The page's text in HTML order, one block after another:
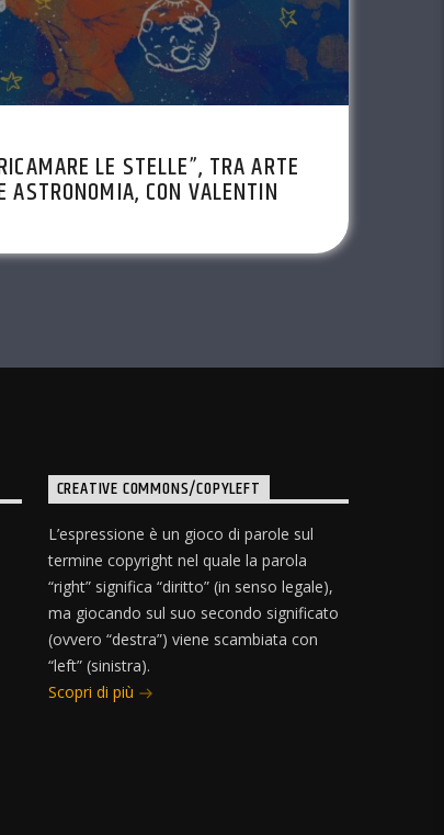
LE STELLE”, TRA ARTE
ASTRONOMIA, CON VALENTINA
CREATIVE COMMONS/COPYLEFT
L’espressione è un gioco di parole sul
termine copyright nel quale la parola
“right” significa “diritto” (in senso legale),
ma giocando sul suo secondo significato
(ovvero “destra”) viene scambiata con
“left” (sinistra).
Scopri di più